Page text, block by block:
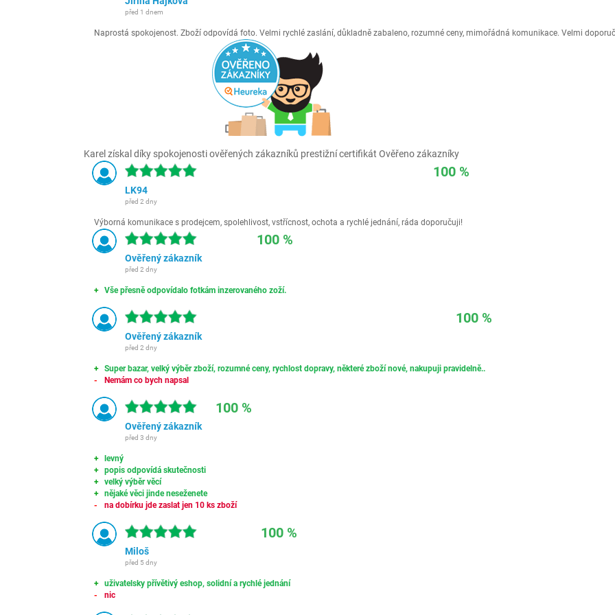
před 1 dnem
Naprostá spokojenost. Zboží odpovídá foto. Velmi rychlé zaslání, důkladně zabaleno, rozumné ceny, mimořádná komunikace. Velmi
Karel získal díky spokojenosti ověřených zákazníků prestižní certifikát Ověřeno zákazníky
100 %
LK94
před 2 dny
Výborná komunikace s prodejcem, spolehlivost, vstřícnost, ochota a rychlé jednání, ráda doporučuji!
100 %
Ověřený zákazník
před 2 dny
Vše přesně odpovídalo fotkám inzerovaného zoží.
100 %
Ověřený zákazník
před 2 dny
Super bazar, velký výběr zboží, rozumné ceny, rychlost dopravy, některé zboží nové, nakupuji pravidelně..
Nemám co bych napsal
100 %
Ověřený zákazník
před 3 dny
levný
popis odpovídá skutečnosti
velký výběr věcí
nějaké věci jinde neseženete
na dobírku jde zaslat jen 10 ks zboží
100 %
Miloš
před 5 dny
uživatelsky přívětivý eshop, solidní a rychlé jednání
nic